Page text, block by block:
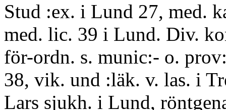
Stud :ex. i Lund 27, med.
med. lic. 39 i Lund. Div.
för-ordn. s. munic:- o.
38, vik. und :läk. v. las. i
Lars sjukh. i Lund,